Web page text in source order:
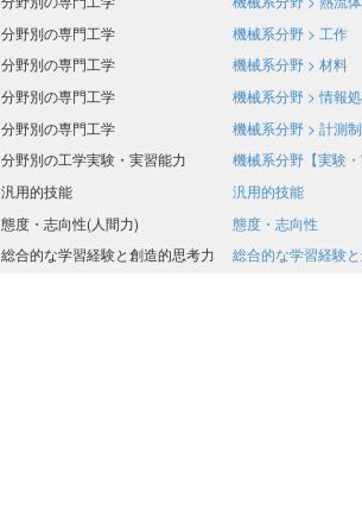
分野別の専門工学
分野別の専門工学
分野別の専門工学
分野別の専門工学
分野別の工学実験・実習能力
汎用的技能
態度・志向性(人間力)
総合的な学習経験と創造的思考力
機械系分野 > 工作
機械系分野 > 材料
機械系分野 > 情報
機械系分野 > 計測
機械系分野【実験
汎用的技能
態度・志向性
総合的な学習経験